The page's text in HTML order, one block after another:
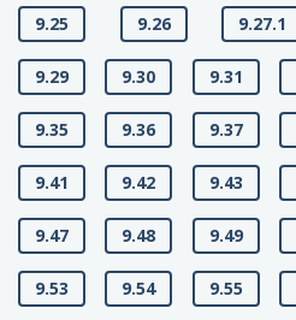
9.25 9.26 9.27.1
9.29 9.30 9.31
9.35 9.36 9.37
9.41 9.42 9.43
9.47 9.48 9.49
9.53 9.54 9.55